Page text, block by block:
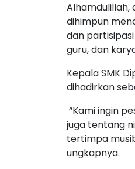
Alhamdulillah,
dihimpun
dan
guru, dan
Kepala SMK
dihadirkan
“Kami ingin
juga tentang
tertimpa
ungkapnya.